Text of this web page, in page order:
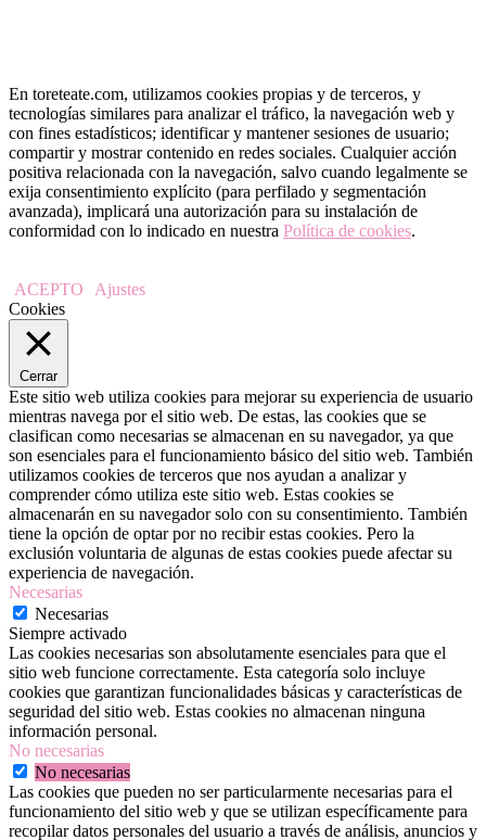
En toreteate.com, utilizamos cookies propias y de terceros, y
tecnologías similares para analizar el tráfico, la navegación web y
con fines estadísticos; identificar y mantener sesiones de usuario;
compartir y mostrar contenido en redes sociales. Cualquier acción
positiva relacionada con la navegación, salvo cuando legalmente se
exija consentimiento explícito (para perfilado y segmentación
avanzada), implicará una autorización para su instalación de
conformidad con lo indicado en nuestra Política de cookies.
ACEPTO
Ajustes
Cookies
Cerrar
Este sitio web utiliza cookies para mejorar su experiencia de usuario
mientras navega por el sitio web. De estas, las cookies que se
clasifican como necesarias se almacenan en su navegador, ya que
son esenciales para el funcionamiento básico del sitio web. También
utilizamos cookies de terceros que nos ayudan a analizar y
comprender cómo utiliza este sitio web. Estas cookies se
almacenarán en su navegador solo con su consentimiento. También
tiene la opción de optar por no recibir estas cookies. Pero la
exclusión voluntaria de algunas de estas cookies puede afectar su
experiencia de navegación.
Necesarias
Necesarias
Siempre activado
Las cookies necesarias son absolutamente esenciales para que el
sitio web funcione correctamente. Esta categoría solo incluye
cookies que garantizan funcionalidades básicas y características de
seguridad del sitio web. Estas cookies no almacenan ninguna
información personal.
No necesarias
No necesarias
Las cookies que pueden no ser particularmente necesarias para el
funcionamiento del sitio web y que se utilizan específicamente para
recopilar datos personales del usuario a través de análisis, anuncios y